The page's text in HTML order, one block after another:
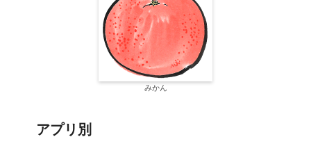
みかん
アプリ別